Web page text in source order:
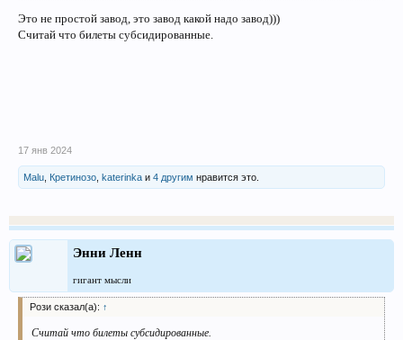
Это не простой завод, это завод какой надо завод)))
Считай что билеты субсидированные.
17 янв 2024
Malu Кретинозо katerinka и 4 другим нравится это.
Энни Ленн
гигант мысли
Рози сказал(а): ↑
Считай что билеты субсидированные.